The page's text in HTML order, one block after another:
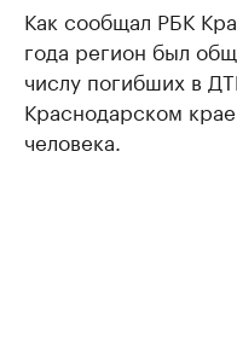
Как сообщал РБК
года регион был
числу погибших в
Краснодарском
человека.